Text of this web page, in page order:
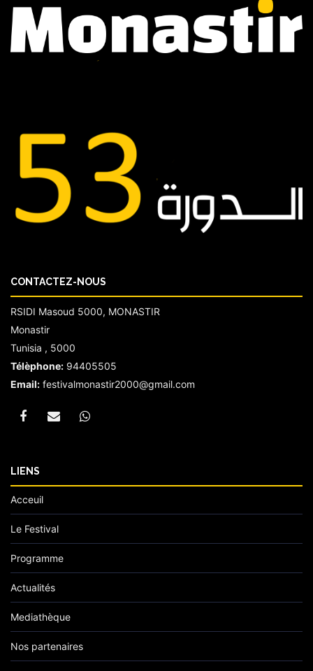
CONTACTEZ-NOUS
RSIDI Masoud 5000, MONASTIR
Monastir
Tunisia , 5000
Télèphone: 94405505
Email: festivalmonastir2000@gmail.com
LIENS
Acceuil
Le Festival
Programme
Actualités
Mediathèque
Nos partenaires